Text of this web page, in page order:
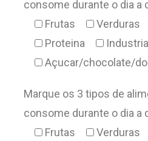
consome durante o dia a
Frutas
Verduras
Proteina
Açucar/chocolate/
Marque os 3 tipos de
consome durante o dia a
Frutas
Verduras